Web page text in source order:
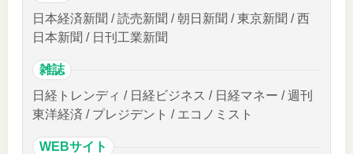
日本経済新聞 / 読売新聞 / 朝日新聞 / 東京新聞 / 西
日本新聞 / 日刊工業新聞
雑誌
日経トレンディ / 日経ビジネス / 日経マネー / 週刊
東洋経済 / プレジデント / エコノミスト
WEBサイト